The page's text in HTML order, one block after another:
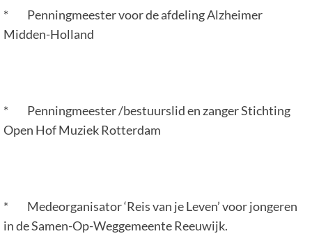
* Penningmeester voor de afdeling Alzheimer
Midden-Holland
* Penningmeester /bestuurslid en zanger Stichting
Open Hof Muziek Rotterdam
* Medeorganisator ‘Reis van je Leven’ voor jongeren
in de Samen-Op-Weggemeente Reeuwijk.